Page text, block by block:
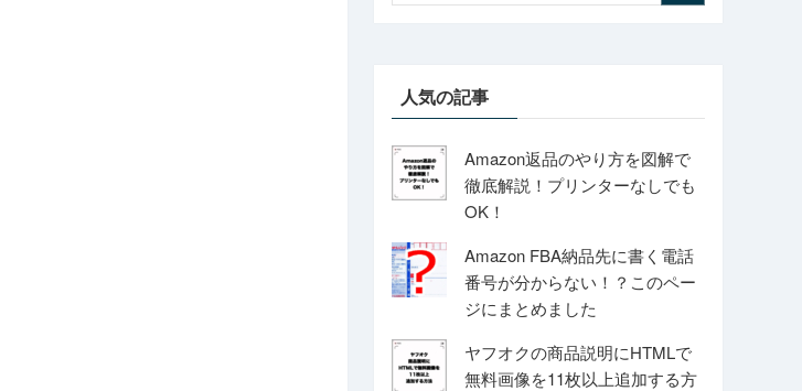
人気の記事
Amazon返品のやり方を図解で
徹底解説！プリンターなしでも
OK！
Amazon FBA納品先に書く電話
番号が分からない！？このペー
ジにまとめました
ヤフオクの商品説明にHTMLで
無料画像を11枚以上追加する方